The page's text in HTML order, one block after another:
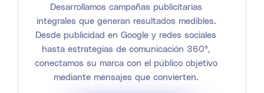
Desarrollamos campañas publicitarias
integrales que generan resultados medibles.
Desde publicidad en Google y redes sociales
hasta estrategias de comunicación 360°,
conectamos su marca con el público objetivo
mediante mensajes que convierten.